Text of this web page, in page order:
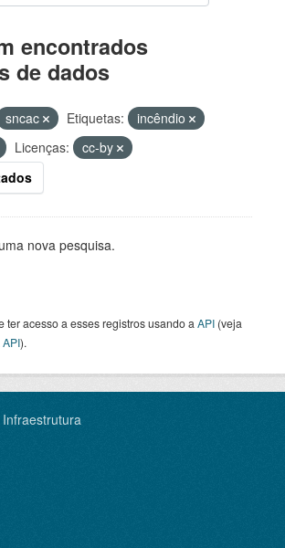
encontrados
de dados
sncac Etiquetas:
incêndio
Licenças:
cc-by
nova pesquisa.
ter acesso a esses registros usando a API (veja
).